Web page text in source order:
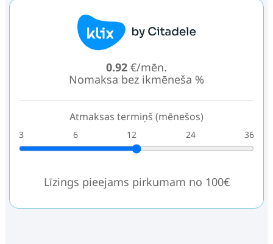
0.92 €/mēn.
Nomaksa bez ikmēneša %
Atmaksas termiņš (mēnešos)
3 6 12 24 36
Līzings pieejams pirkumam no 100€